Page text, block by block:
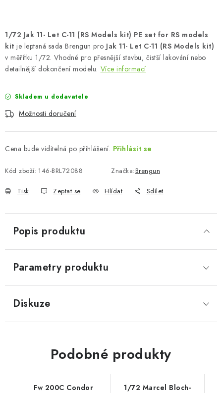
Velkoobchod (B2B)
FAQ Hromadná objednávka
1/72 Jak 11- Let C-11 (RS Models kit) PE set for RS models
kit je leptaná sada Brengun pro Jak 11- Let C-11 (RS Models kit)
v měřítku 1/72. Vhodné pro přesnější stavbu, čistší lakování nebo
detailnější dokončení modelu. Více informací
Skladem u dodavatele
Možnosti doručení
Cena bude viditelná po přihlášení. Přihlásit se
Kód zboží: 146-BRL72088 Značka:Brengun
Tisk Zeptat se Hlídat Sdílet
Popis produktu
Parametry produktu
Diskuze
Podobné produkty
Fw 200C Condor
1/72 Marcel Bloch-